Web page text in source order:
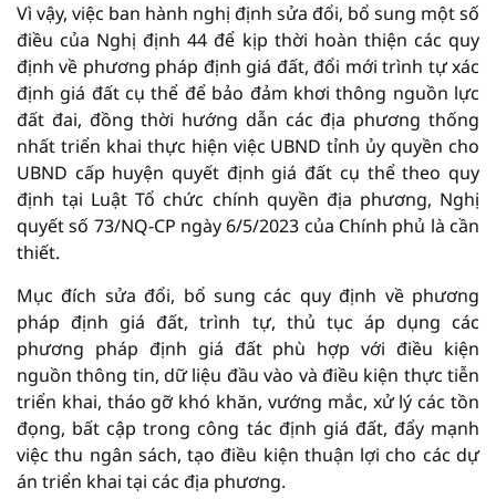
Vì vậy, việc ban hành nghị định sửa đổi, bổ sung một số
điều của Nghị định 44 để kịp thời hoàn thiện các quy
định về phương pháp định giá đất, đổi mới trình tự xác
định giá đất cụ thể để bảo đảm khơi thông nguồn lực
đất đai, đồng thời hướng dẫn các địa phương thống
nhất triển khai thực hiện việc UBND tỉnh ủy quyền cho
UBND cấp huyện quyết định giá đất cụ thể theo quy
định tại Luật Tổ chức chính quyền địa phương, Nghị
quyết số 73/NQ-CP ngày 6/5/2023 của Chính phủ là cần
thiết.
Mục đích sửa đổi, bổ sung các quy định về phương
pháp định giá đất, trình tự, thủ tục áp dụng các
phương pháp định giá đất phù hợp với điều kiện
nguồn thông tin, dữ liệu đầu vào và điều kiện thực tiễn
triển khai, tháo gỡ khó khăn, vướng mắc, xử lý các tồn
đọng, bất cập trong công tác định giá đất, đẩy mạnh
việc thu ngân sách, tạo điều kiện thuận lợi cho các dự
án triển khai tại các địa phương.